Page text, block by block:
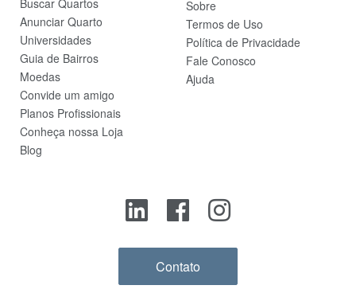
Buscar Quartos
Anunciar Quarto
Universidades
Guia de Bairros
Moedas
Convide um amigo
Planos Profissionais
Conheça nossa Loja
Blog
Sobre
Termos de Uso
Política de Privacidade
Fale Conosco
Ajuda
Contato